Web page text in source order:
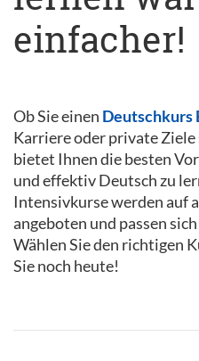
einfacher!
Ob Sie einen Deutschkurs
Karriere oder private
bietet Ihnen die besten
und effektiv Deutsch zu
Intensivkurse werden auf
angeboten und passen
Wählen Sie den richtigen
Sie noch heute!